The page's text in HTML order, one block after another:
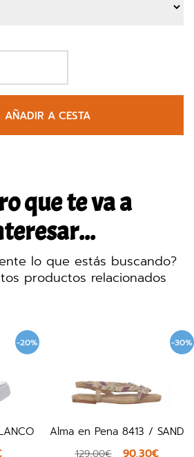
AÑADIR A CESTA
que te va a
lo que estás buscando?
productos relacionados
Alma en Pena 8413 / SAND
129,00€ 90,30€